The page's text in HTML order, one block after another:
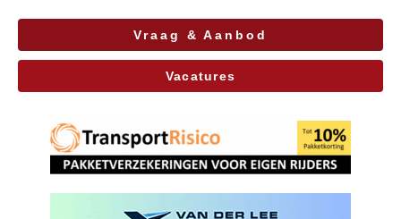
Vraag & Aanbod
Vacatures